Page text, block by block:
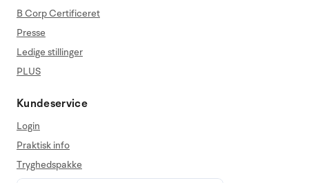
B Corp Certificeret
Presse
Ledige stillinger
PLUS
Kundeservice
Login
Praktisk info
Tryghedspakke